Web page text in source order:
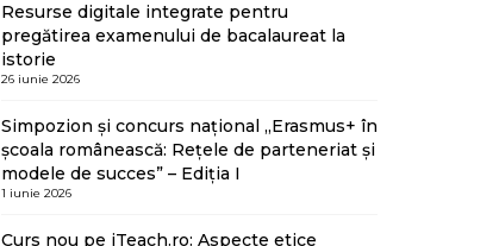
Resurse digitale integrate pentru
pregătirea examenului de bacalaureat la
istorie
26 iunie 2026
Simpozion și concurs național „Erasmus+ în
școala românească: Rețele de parteneriat și
modele de succes” – Ediția I
1 iunie 2026
Curs nou pe iTeach.ro: Aspecte etice